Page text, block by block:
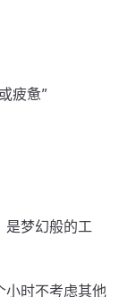
疲惫”
是梦幻般的工
小时不考虑其他